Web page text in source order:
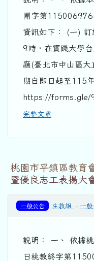
團字第
資訊如下： (一)
9時，在實踐大學
廳(臺北市中山區
期自即日起至115
https://forms.gle/
完整文章
桃園市平鎮區教育
暨優良志工表揚大
一般公告 生教組 - 一
說明： 一、 依據
日桃教終字第